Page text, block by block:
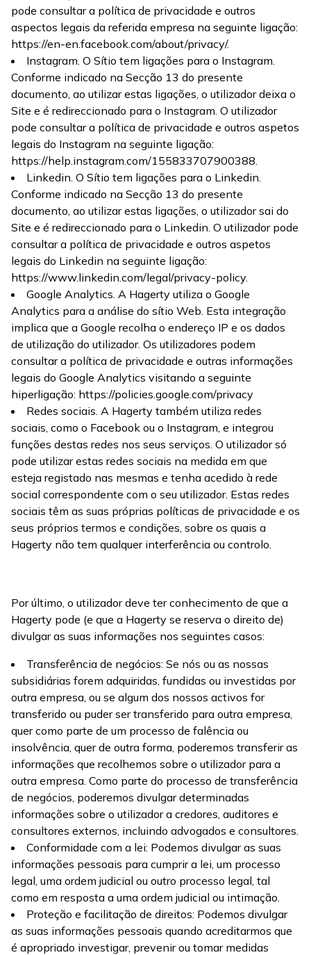
pode consultar a política de privacidade e outros
aspectos legais da referida empresa na seguinte ligação:
https://en-en.facebook.com/about/privacy/.
Instagram. O Sítio tem ligações para o Instagram.
Conforme indicado na Secção 13 do presente
documento, ao utilizar estas ligações, o utilizador deixa o
Site e é redireccionado para o Instagram. O utilizador
pode consultar a política de privacidade e outros aspetos
legais do Instagram na seguinte ligação:
https://help.instagram.com/155833707900388.
Linkedin. O Sítio tem ligações para o Linkedin.
Conforme indicado na Secção 13 do presente
documento, ao utilizar estas ligações, o utilizador sai do
Site e é redireccionado para o Linkedin. O utilizador pode
consultar a política de privacidade e outros aspetos
legais do Linkedin na seguinte ligação:
https://www.linkedin.com/legal/privacy-policy.
Google Analytics. A Hagerty utiliza o Google
Analytics para a análise do sítio Web. Esta integração
implica que a Google recolha o endereço IP e os dados
de utilização do utilizador. Os utilizadores podem
consultar a política de privacidade e outras informações
legais do Google Analytics visitando a seguinte
hiperligação: https://policies.google.com/privacy
Redes sociais. A Hagerty também utiliza redes
sociais, como o Facebook ou o Instagram, e integrou
funções destas redes nos seus serviços. O utilizador só
pode utilizar estas redes sociais na medida em que
esteja registado nas mesmas e tenha acedido à rede
social correspondente com o seu utilizador. Estas redes
sociais têm as suas próprias políticas de privacidade e os
seus próprios termos e condições, sobre os quais a
Hagerty não tem qualquer interferência ou controlo.
Por último, o utilizador deve ter conhecimento de que a
Hagerty pode (e que a Hagerty se reserva o direito de)
divulgar as suas informações nos seguintes casos:
Transferência de negócios: Se nós ou as nossas
subsidiárias forem adquiridas, fundidas ou investidas por
outra empresa, ou se algum dos nossos activos for
transferido ou puder ser transferido para outra empresa,
quer como parte de um processo de falência ou
insolvência, quer de outra forma, poderemos transferir as
informações que recolhemos sobre o utilizador para a
outra empresa. Como parte do processo de transferência
de negócios, poderemos divulgar determinadas
informações sobre o utilizador a credores, auditores e
consultores externos, incluindo advogados e consultores.
Conformidade com a lei: Podemos divulgar as suas
informações pessoais para cumprir a lei, um processo
legal, uma ordem judicial ou outro processo legal, tal
como em resposta a uma ordem judicial ou intimação.
Proteção e facilitação de direitos: Podemos divulgar
as suas informações pessoais quando acreditarmos que
é apropriado investigar, prevenir ou tomar medidas